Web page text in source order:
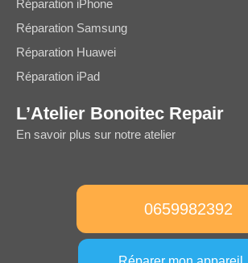
Réparation iPhone
Réparation Samsung
Réparation Huawei
Réparation iPad
L’Atelier Bonoitec Repair
En savoir plus sur notre atelier
0659982392